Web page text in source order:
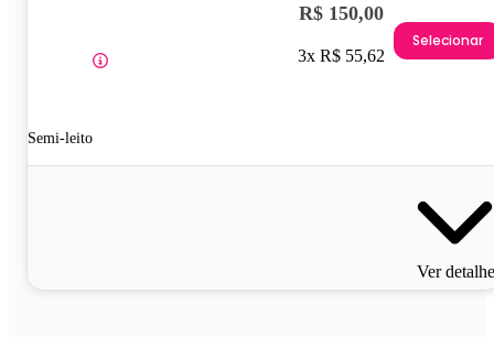
Semi-leito
R$ 150,00
3x R$ 55,62
Selecionar
Ver